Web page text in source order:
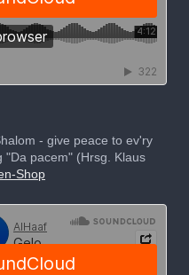
- give peace to ev'ry
"Da pacem" (Hrsg. Klaus
Shop